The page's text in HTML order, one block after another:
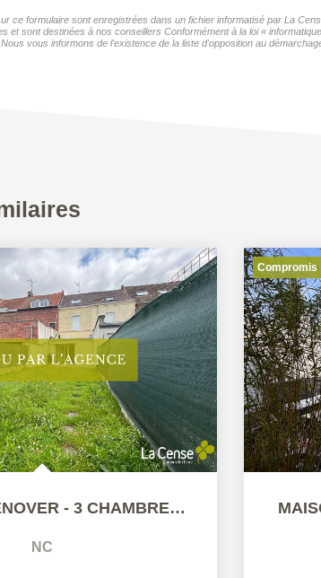
ce formulaire sont enregistrées dans un fichier informatisé par La
et sont destinées à nos conseillers Conformément à la loi «
vous informons de l'existence de la liste d'opposition au
MAISON À RÉNOVER - 3 CHAMBRES ET JARDIN
NC
Compromis